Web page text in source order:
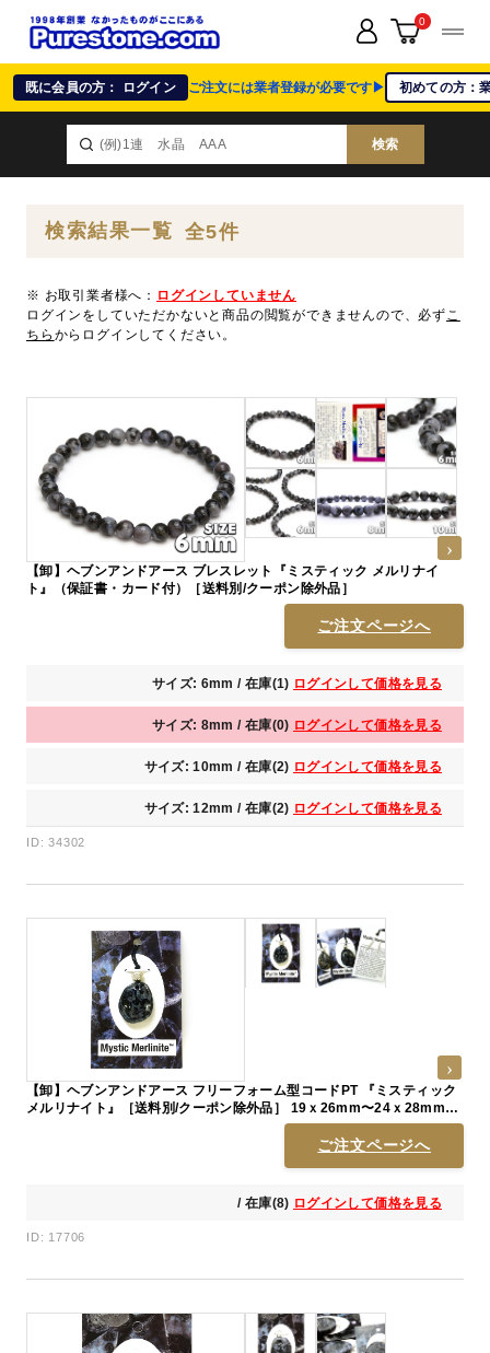
既に会員の方： ログイン ご注文には業者登録が必要です▶ 初めての方：
検索
0
検索結果一覧 全5件
※ お取引業者様へ： ログインしていません
ログインをしていただかないと商品の閲覧ができませんので、必ずこ
ちら からログインしてください。
【卸】ヘブンアンドアース ブレスレット『ミスティック メルリナイ
ト』（保証書・カード付）［送料別/クーポン除外品］
ご注文ページへ
サイズ: 6mm / 在庫(1) ログインして価格を見る
サイズ: 8mm / 在庫(0) ログインして価格を見る
サイズ: 10mm / 在庫(2) ログインして価格を見る
サイズ: 12mm / 在庫(2) ログインして価格を見る
ID: 34302
【卸】ヘブンアンドアース フリーフォーム型コードPT 『ミスティック
メルリナイト』［送料別/クーポン除外品］ 19ｘ26mm〜24ｘ28mm前
ご注文ページへ
/ 在庫(8) ログインして価格を見る
ID: 17706